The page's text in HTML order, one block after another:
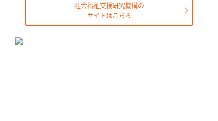
社会福祉支援研究機構の
サイトはこちら